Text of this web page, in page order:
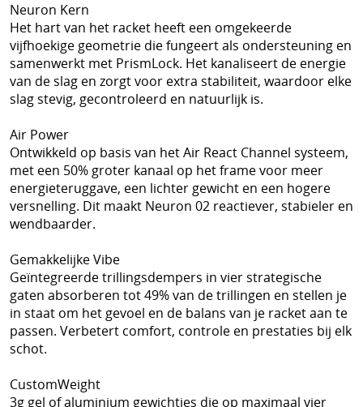
Neuron Kern
Het hart van het racket heeft een omgekeerde
vijfhoekige geometrie die fungeert als ondersteuning en
samenwerkt met PrismLock. Het kanaliseert de energie
van de slag en zorgt voor extra stabiliteit, waardoor elke
slag stevig, gecontroleerd en natuurlijk is.
Air Power
Ontwikkeld op basis van het Air React Channel systeem,
met een 50% groter kanaal op het frame voor meer
energieteruggave, een lichter gewicht en een hogere
versnelling. Dit maakt Neuron 02 reactiever, stabieler en
wendbaarder.
Gemakkelijke Vibe
Geïntegreerde trillingsdempers in vier strategische
gaten absorberen tot 49% van de trillingen en stellen je
in staat om het gevoel en de balans van je racket aan te
passen. Verbetert comfort, controle en prestaties bij elk
schot.
CustomWeight
3g gel of aluminium gewichtjes die op maximaal vier